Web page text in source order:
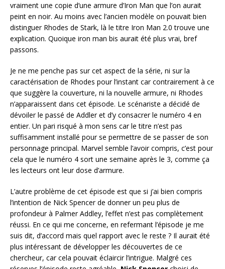
vraiment une copie d’une armure d’Iron Man que l’on aurait
peint en noir. Au moins avec l’ancien modèle on pouvait bien
distinguer Rhodes de Stark, là le titre Iron Man 2.0 trouve une
explication. Quoique iron man bis aurait été plus vrai, bref
passons.
Je ne me penche pas sur cet aspect de la série, ni sur la
caractérisation de Rhodes pour l’instant car contrairement à ce
que suggère la couverture, ni la nouvelle armure, ni Rhodes
n’apparaissent dans cet épisode. Le scénariste a décidé de
dévoiler le passé de Addler et d’y consacrer le numéro 4 en
entier. Un pari risqué à mon sens car le titre n’est pas
suffisamment installé pour se permettre de se passer de son
personnage principal. Marvel semble l’avoir compris, c’est pour
cela que le numéro 4 sort une semaine après le 3, comme ça
les lecteurs ont leur dose d’armure.
L’autre problème de cet épisode est que si j’ai bien compris
l’intention de Nick Spencer de donner un peu plus de
profondeur à Palmer Addley, l’effet n’est pas complètement
réussi. En ce qui me concerne, en refermant l’épisode je me
suis dit, d’accord mais quel rapport avec le reste ? Il aurait été
plus intéressant de développer les découvertes de ce
chercheur, car cela pouvait éclaircir l’intrigue. Malgré ces